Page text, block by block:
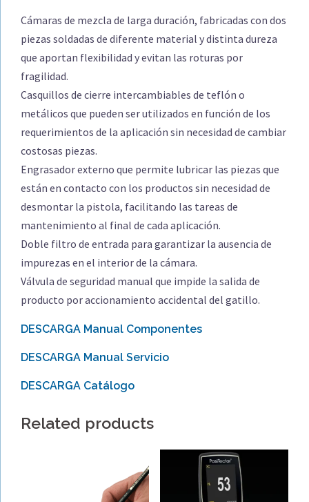
Cámaras de mezcla de larga duración, fabricadas con dos
piezas soldadas de diferente material y distinta dureza
que aportan flexibilidad y evitan las roturas por
fragilidad.
Casquillos de cierre intercambiables de teflón o
metálicos que pueden ser utilizados en función de los
requerimientos de la aplicación sin necesidad de cambiar
costosas piezas.
Engrasador externo que permite lubricar las piezas que
están en contacto con los productos sin necesidad de
desmontar la pistola, facilitando las tareas de
mantenimiento al final de cada aplicación.
Doble filtro de entrada para garantizar la ausencia de
impurezas en el interior de la cámara.
Válvula de seguridad manual que impide la salida de
producto por accionamiento accidental del gatillo.
DESCARGA Manual Componentes
DESCARGA Manual Servicio
DESCARGA Catálogo
Related products